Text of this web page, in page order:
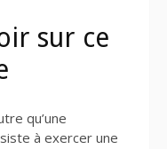
sur ce
qu’une
à exercer une